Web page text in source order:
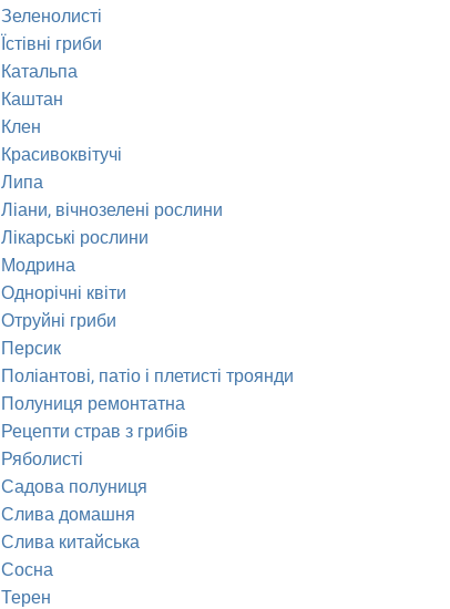
Зеленолисті
Їстівні гриби
Катальпа
Каштан
Клен
Красивоквітучі
Липа
Ліани, вічнозелені рослини
Лікарські рослини
Модрина
Однорічні квіти
Отруйні гриби
Персик
Поліантові, патіо і плетисті троянди
Полуниця ремонтатна
Рецепти страв з грибів
Ряболисті
Садова полуниця
Слива домашня
Слива китайська
Сосна
Терен